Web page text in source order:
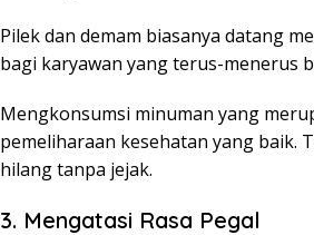
Pilek dan demam biasanya datang
bagi karyawan yang terus-menerus
Mengkonsumsi minuman yang
pemeliharaan kesehatan yang baik.
hilang tanpa jejak.
3. Mengatasi Rasa Pegal